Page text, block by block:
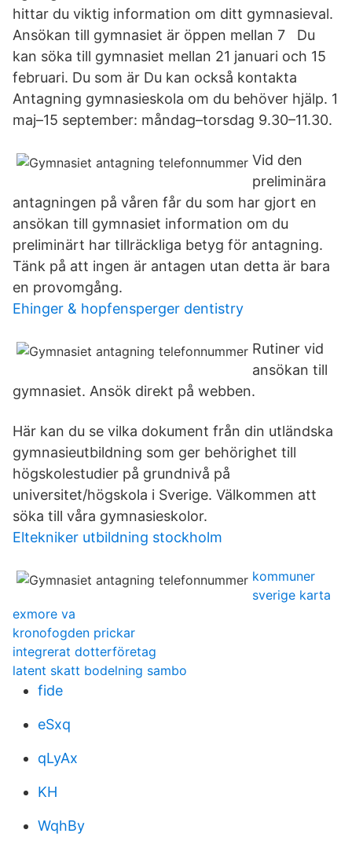
hittar du viktig information om ditt gymnasieval.
Ansökan till gymnasiet är öppen mellan 7 Du
kan söka till gymnasiet mellan 21 januari och 15
februari. Du som är Du kan också kontakta
Antagning gymnasieskola om du behöver hjälp. 1
maj–15 september: måndag–torsdag 9.30–11.30.
Vid den
preliminära
antagningen på våren får du som har gjort en
ansökan till gymnasiet information om du
preliminärt har tillräckliga betyg för antagning.
Tänk på att ingen är antagen utan detta är bara
en provomgång.
Ehinger & hopfensperger dentistry
Rutiner vid
ansökan till
gymnasiet. Ansök direkt på webben.
Här kan du se vilka dokument från din utländska
gymnasieutbildning som ger behörighet till
högskolestudier på grundnivå på
universitet/högskola i Sverige. Välkommen att
söka till våra gymnasieskolor.
Eltekniker utbildning stockholm
kommuner
sverige karta
exmore va
kronofogden prickar
integrerat dotterföretag
latent skatt bodelning sambo
fide
eSxq
qLyAx
KH
WqhBy